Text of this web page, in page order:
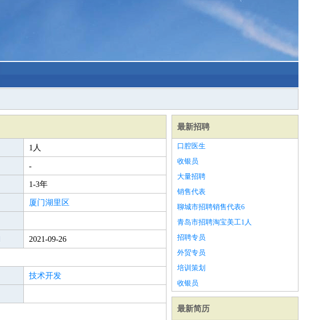
1人
-
1-3年
厦门湖里区
2021-09-26
技术开发
最新招聘
口腔医生
收银员
大量招聘
销售代表
聊城市招聘销售代表6
青岛市招聘淘宝美工1人
招聘专员
外贸专员
培训策划
收银员
最新简历